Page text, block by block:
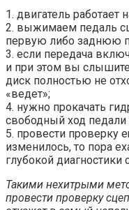
1. двигатель работает
2. выжимаем педаль
первую либо заднюю
3. если передача
и при этом вы
диск полностью не
«ведет»;
4. нужно прокачать
свободный ход педали
5. провести проверку
изменилось, то пора
глубокой диагностики
Такими нехитрыми
провести проверку